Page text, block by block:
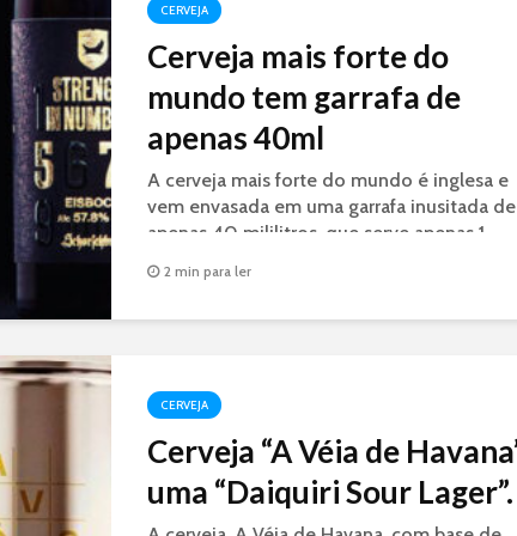
CERVEJA
Cerveja mais forte do
mundo tem garrafa de
apenas 40ml
A cerveja mais forte do mundo é inglesa e
vem envasada em uma garrafa inusitada de
apenas 40 mililitros, que serve apenas 1
shot.
2 min para ler
CERVEJA
Cerveja “A Véia de
uma “Daiquiri Sour Lager”.